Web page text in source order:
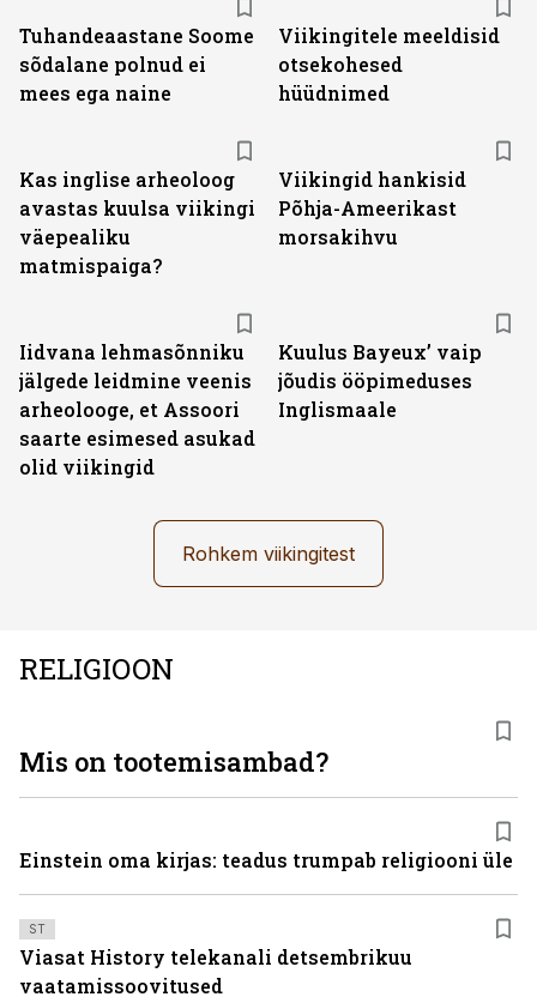
Tuhandeaastane Soome
sõdalane polnud ei
mees ega naine
Viikingitele meeldisid
otsekohesed
hüüdnimed
Kas inglise arheoloog
avastas kuulsa viikingi
väepealiku
matmispaiga?
Viikingid hankisid
Põhja-Ameerikast
morsakihvu
Iidvana lehmasõnniku
jälgede leidmine veenis
arheolooge, et Assoori
saarte esimesed asukad
olid viikingid
Kuulus Bayeux’ vaip
jõudis ööpimeduses
Inglismaale
Rohkem viikingitest
RELIGIOON
Mis on tootemisambad?
Einstein oma kirjas: teadus trumpab religiooni üle
ST
Viasat History telekanali detsembrikuu
vaatamissoovitused